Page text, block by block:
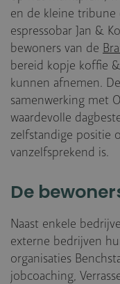
en de kleine tribune
espressobar Jan &
bewoners van de
bereid kopje koffie
kunnen afnemen.
samenwerking met
waardevolle
zelfstandige positie
vanzelfsprekend is.
De
Naast enkele
externe bedrijven
organisaties
jobcoaching,